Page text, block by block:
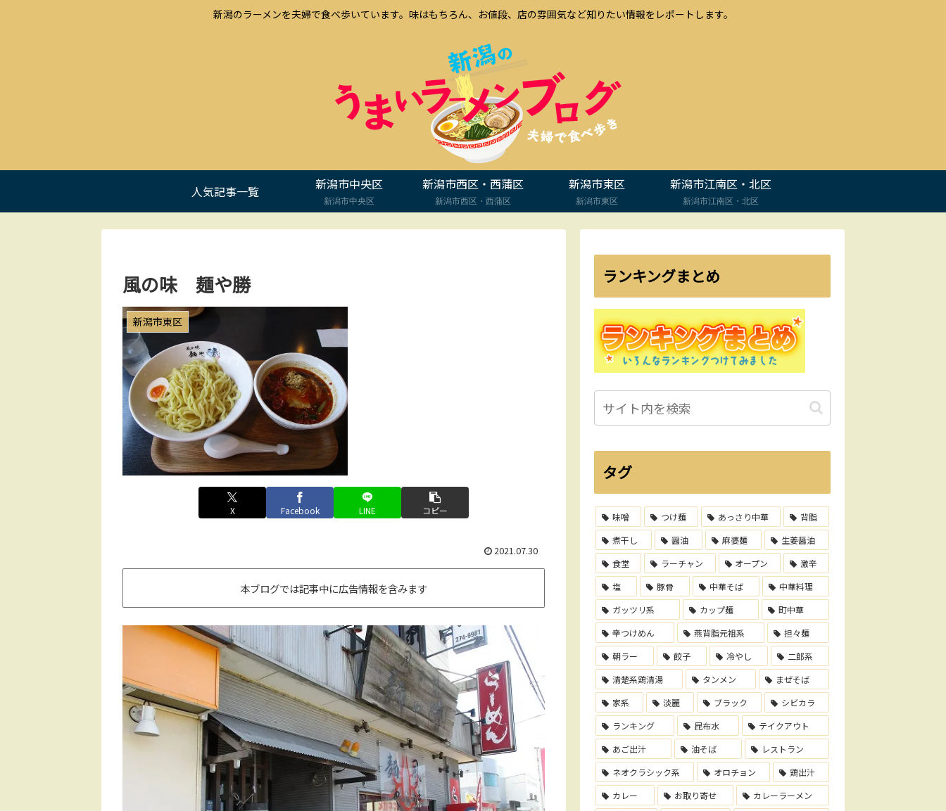
新潟のラーメンを夫婦で食べ歩いています。味はもちろん、お値段、店の雰囲気など知りたい情報をレポートします。
人気記事一覧 新潟市中央区
新潟市中央区
新潟市西区・西蒲区
新潟市西区・西蒲区
新潟市東区
新潟市東区
新潟市江南区・北区
新潟市江南区・北区
風の味 麺や勝
新潟市東区
X Facebook LINE コピー
2021.07.30
本ブログでは記事中に広告情報を含みます
ランキングまとめ
タグ
味噌 つけ麺 あっさり中華
背脂
煮干し
醤油 麻婆麺
生姜醤油
食堂
ラーチャン オープン
激辛
塩
豚骨 中華そば
中華料理
ガッツリ系
カップ麺
町中華
辛つけめん
燕背脂元祖系
担々麺
朝ラー
餃子 冷やし
二郎系
清楚系鶏清湯
タンメン
まぜそば
家系
淡麗 ブラック
シビカラ
ランキング
昆布水
テイクアウト
あご出汁
油そば
レストラン
ネオクラシック系
オロチョン
鶏出汁
カレー
お取り寄せ
カレーラーメン